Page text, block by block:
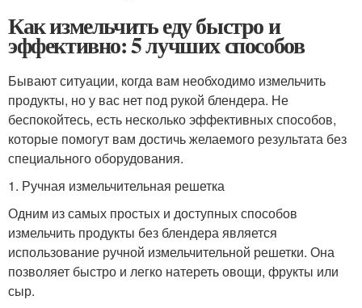
Как измельчить еду быстро и
эффективно: 5 лучших способов
Бывают ситуации, когда вам необходимо измельчить
продукты, но у вас нет под рукой блендера. Не
беспокойтесь, есть несколько эффективных способов,
которые помогут вам достичь желаемого результата без
специального оборудования.
1. Ручная измельчительная решетка
Одним из самых простых и доступных способов
измельчить продукты без блендера является
использование ручной измельчительной решетки. Она
позволяет быстро и легко натереть овощи, фрукты или
сыр.